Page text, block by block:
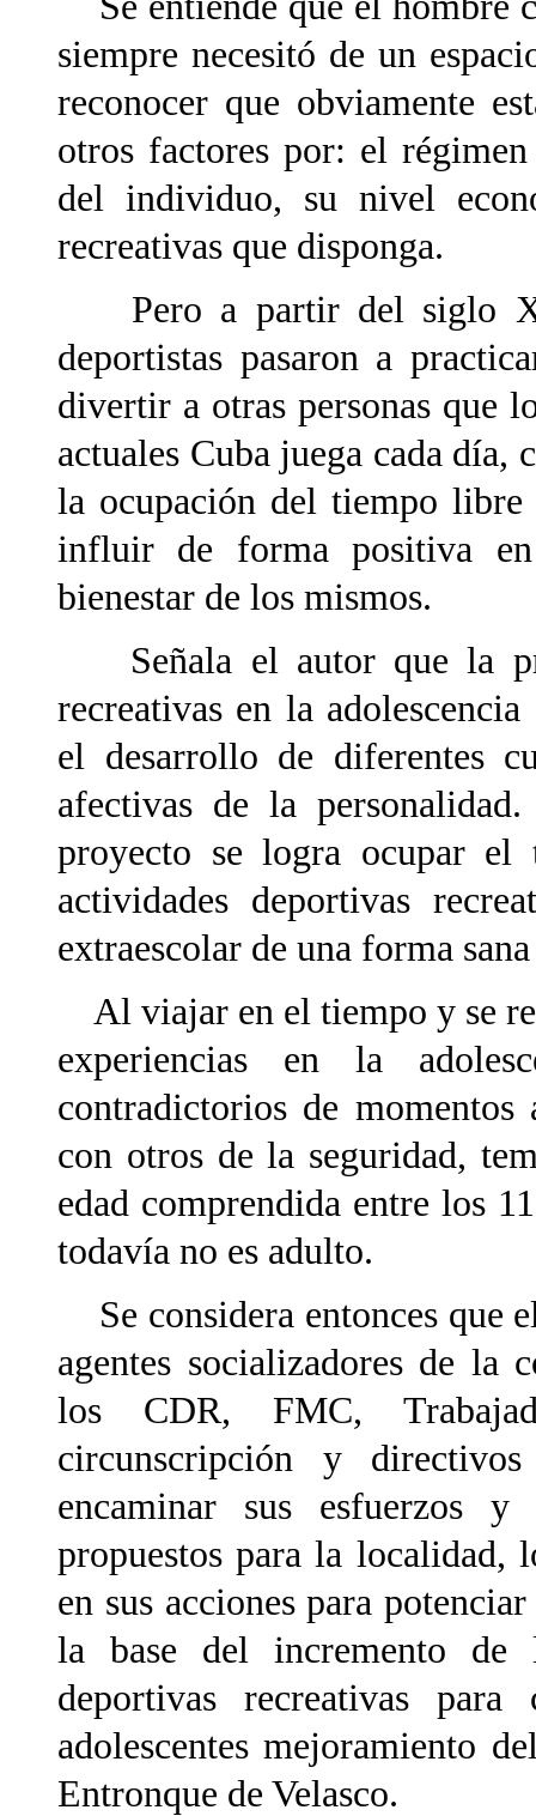
siempre necesitó de un
reconocer que obviamente
otros factores por: el
del individuo, su nivel
recreativas que disponga.
Pero a partir del siglo
deportistas pasaron a
divertir a otras personas que
actuales Cuba juega cada día,
la ocupación del tiempo libre
influir de forma positiva
bienestar de los mismos.
Señala el autor que la
recreativas en la
el desarrollo de diferentes
afectivas de la
proyecto se logra ocupar el
actividades deportivas
extraescolar de una forma
Al viajar en el tiempo y se
experiencias en la
contradictorios de momentos
con otros de la seguridad,
edad comprendida entre los
todavía no es adulto.
Se considera entonces que
agentes socializadores de la
los CDR, FMC,
circunscripción y
encaminar sus esfuerzos
propuestos para la localidad,
en sus acciones para
la base del incremento de
deportivas recreativas para
adolescentes mejoramiento
Entronque de Velasco.